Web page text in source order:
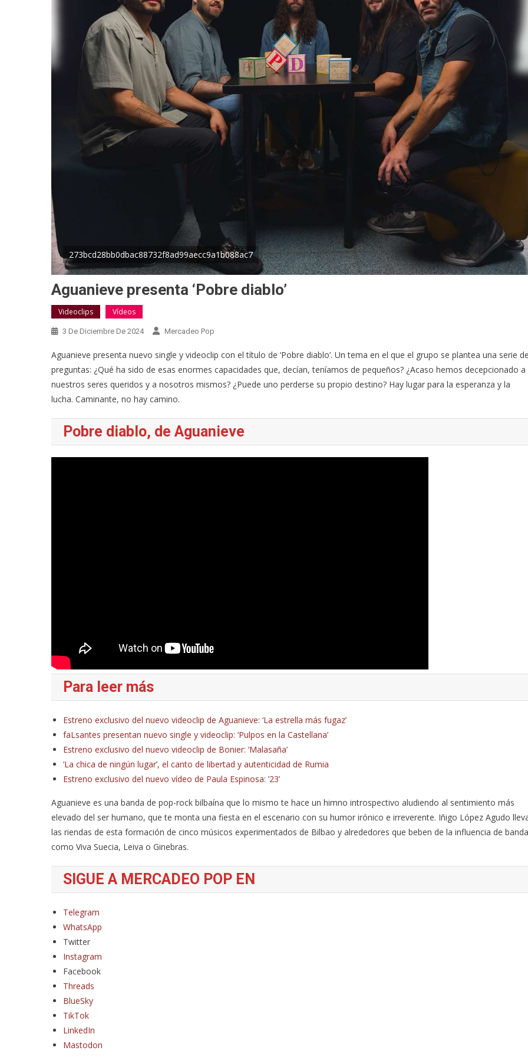
273bcd28bb0dbac88732f8ad99aecc9a1b088ac7
Aguanieve presenta ‘Pobre diablo’
Videoclips Vídeos
3 De Diciembre De 2024 Mercadeo Pop
Aguanieve presenta nuevo single y videoclip con el título de ‘Pobre diablo’. Un tema en el que el grupo se plantea una serie
preguntas: ¿Qué ha sido de esas enormes capacidades que, decían, teníamos de pequeños? ¿Acaso hemos decepcionado a
nuestros seres queridos y a nosotros mismos? ¿Puede uno perderse su propio destino? Hay lugar para la esperanza y la
lucha. Caminante, no hay camino.
Pobre diablo, de Aguanieve
Para leer más
Estreno exclusivo del nuevo videoclip de Aguanieve: ‘La estrella más fugaz’
faLsantes presentan nuevo single y videoclip: ‘Pulpos en la Castellana’
Estreno exclusivo del nuevo videoclip de Bonier: ‘Malasaña’
‘La chica de ningún lugar’, el canto de libertad y autenticidad de Rumia
Estreno exclusivo del nuevo vídeo de Paula Espinosa: ’23’
Aguanieve es una banda de pop-rock bilbaína que lo mismo te hace un himno introspectivo aludiendo al sentimiento más
elevado del ser humano, que te monta una fiesta en el escenario con su humor irónico e irreverente. Iñigo López Agudo
las riendas de esta formación de cinco músicos experimentados de Bilbao y alrededores que beben de la influencia de
como Viva Suecia, Leiva o Ginebras.
SIGUE A MERCADEO POP EN
Telegram
WhatsApp
Twitter
Instagram
Facebook
Threads
BlueSky
TikTok
LinkedIn
Mastodon